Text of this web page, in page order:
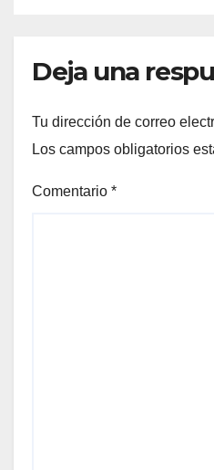
Deja una
Tu dirección de correo
Los campos obligatorios
Comentario *